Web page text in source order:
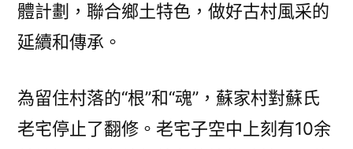
體計劃，聯合鄉土特色，做好古村風采的
延續和傳承。
為留住村落的“根”和“魂”，蘇家村對蘇氏
老宅停止了翻修。老宅子空中上刻有10余